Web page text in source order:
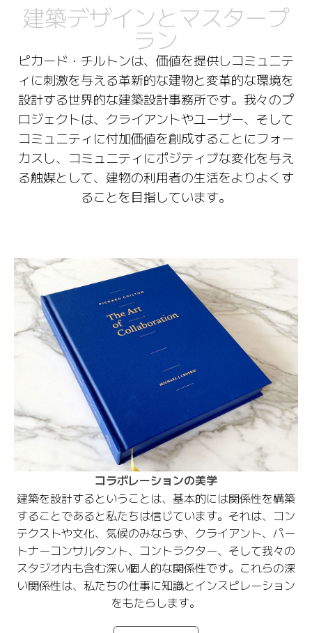
建築デザインとマスタープ
ラン
ピカード・チルトンは、価値を提供しコミュニテ
ィに刺激を与える革新的な建物と変革的な環境を
設計する世界的な建築設計事務所です。我々のプ
ロジェクトは、クライアントやユーザー、そして
コミュニティに付加価値を創成することにフォー
カスし、コミュニティにポジティブな変化を与え
る触媒として、建物の利用者の生活をよりよくす
ることを目指しています。
コラボレーションの美学
建築を設計するということは、基本的には関係性を構築
することであると私たちは信じています。それは、コン
テクストや文化、気候のみならず、クライアント、パー
トナーコンサルタント、コントラクター、そして我々の
スタジオ内も含む深い個人的な関係性です。これらの深
い関係性は、私たちの仕事に知識とインスピレーション
をもたらします。